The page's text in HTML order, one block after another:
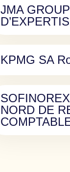
JMA
KPMG SA
NORD DE